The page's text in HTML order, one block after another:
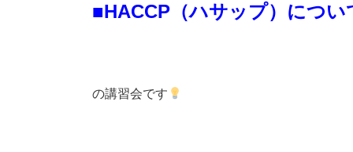
■HACCP（ハサップ）につい
の講習会です